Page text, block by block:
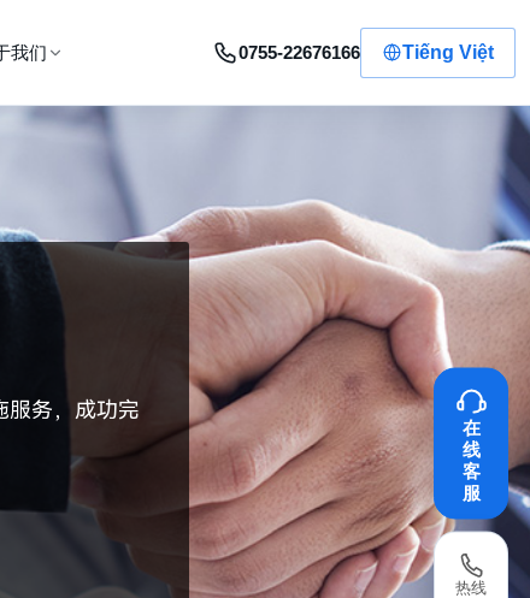
服务，成功完
我们 0755-22676166 Tiếng Việt
在
线
客
服
热线